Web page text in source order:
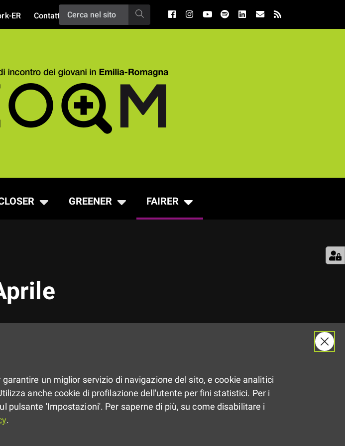
ER Contatti
GREENER FAIRER
Dalle 12:00 alle20:00
un miglior servizio di navigazione del sito, e cookie analitici
anche cookie di profilazione dell'utente per fini statistici. Per i
pulsante 'Impostazioni'. Per saperne di più, su come disabilitare i
.